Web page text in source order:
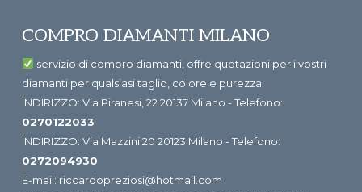
Footer
COMPRO DIAMANTI MILANO
servizio di compro diamanti, offre quotazioni per i vostri
diamanti per qualsiasi taglio, colore e purezza.
INDIRIZZO: Via Piranesi, 22 20137 Milano - Telefono:
0270122033
INDIRIZZO: Via Mazzini 20 20123 Milano - Telefono:
0272094930
E-mail: riccardopreziosi@hotmail.com